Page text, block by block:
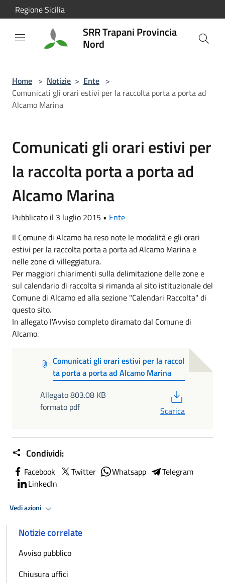
Salta al contenuto principale
Regione Sicilia
SRR Trapani Provincia
Nord
Home > Notizie > Ente >
Comunicati gli orari estivi per la raccolta porta a porta ad
Alcamo Marina
Comunicati gli orari estivi per
la raccolta porta a porta ad
Alcamo Marina
Pubblicato il 3 luglio 2015 • Ente
Il Comune di Alcamo ha reso note le modalità e gli orari
estivi per la raccolta porta a porta ad Alcamo Marina e
nelle zone di villeggiatura.
Per maggiori chiarimenti sulla delimitazione delle zone e
sul calendario di raccolta si rimanda al sito istituzionale del
Comune di Alcamo ed alla sezione "Calendari Raccolta" di
questo sito.
In allegato l'Avviso completo diramato dal Comune di
Alcamo.
Comunicati gli orari estivi per la raccol
ta porta a porta ad Alcamo Marina
Allegato 803.08 KB
formato pdf
Scarica
Condividi:
Facebook Twitter Whatsapp
Telegram
LinkedIn
Vedi azioni
Notizie correlate
Avviso pubblico
Chiusura uffici